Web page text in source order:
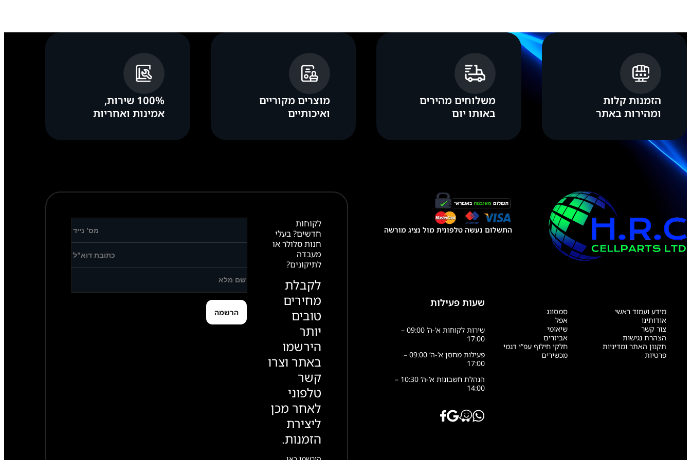
הזמנות קלות
ומהירות באתר
משלוחים מהירים
באותו יום
מוצרים מקוריים
ואיכותיים
100% שירות,
אמינות ואחריות
התשלום נעשה טלפונית מול נציג מורשה
לקוחות
חדשים? בעלי
חנות סלולר או
מעבדה
לתיקונים?
לקבלת
מחירים
טובים
יותר
הירשמו
באתר וצרו
קשר
טלפוני
לאחר מכן
ליצירת
הזמנות.
מידע ועמוד ראשי
אודותינו
צור קשר
הצהרת נגישות
תקנון האתר ומדיניות
פרטיות
סמסונג
אפל
שיאומי
אביזרים
חלקי חילוף עפ”י דגמי
מכשירים
שעות פעילות
שירות לקוחות א’-ה’ 09:00 –
17:00
פעילות מחסן א’-ה’ 09:00 –
17:00
הנהלת חשבונות א’-ה’ 10:30 –
14:00